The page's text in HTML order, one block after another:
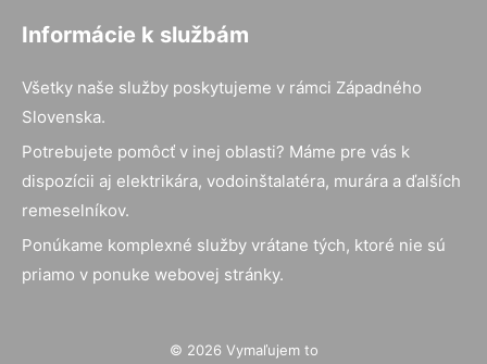
Informácie k službám
Všetky naše služby poskytujeme v rámci Západného
Slovenska.
Potrebujete pomôcť v inej oblasti? Máme pre vás k
dispozícii aj elektrikára, vodoinštalatéra, murára a ďalších
remeselníkov.
Ponúkame komplexné služby vrátane tých, ktoré nie sú
priamo v ponuke webovej stránky.
© 2026 Vymaľujem to